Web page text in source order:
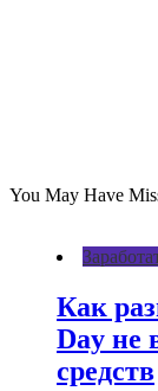
You May Have
Как
Day не
средств